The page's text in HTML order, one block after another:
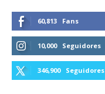
60,813 Fans
10,000 Seguidores
346,900 Seguidores